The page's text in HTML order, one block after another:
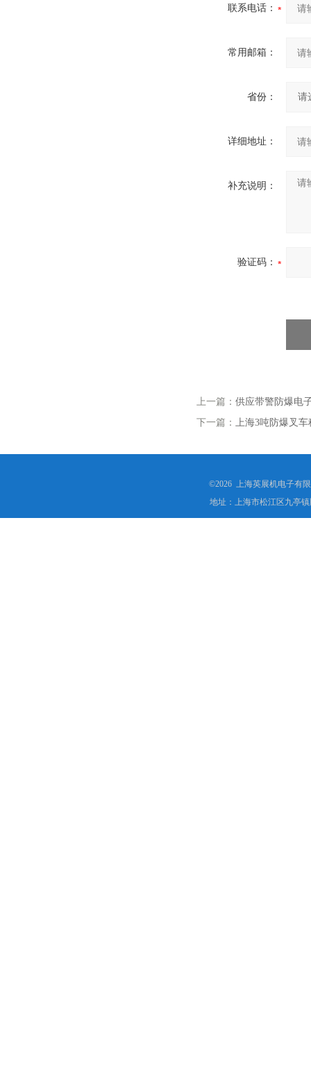
联系电话：
常用邮箱：
省份：
详细地址：
补充说明：
验证码：
上一篇： 供应带警防爆电
下一篇： 上海3吨防爆叉
©2026 上海英展机电子有
地址：上海市松江区九亭镇